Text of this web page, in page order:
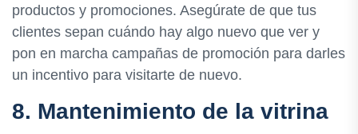
productos y promociones. Asegúrate de que tus
clientes sepan cuándo hay algo nuevo que ver y
pon en marcha campañas de promoción para darles
un incentivo para visitarte de nuevo.
8. Mantenimiento de la vitrina